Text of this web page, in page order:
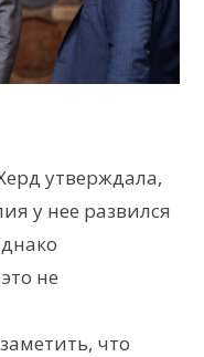
утверждала,
у нее развился
не
что